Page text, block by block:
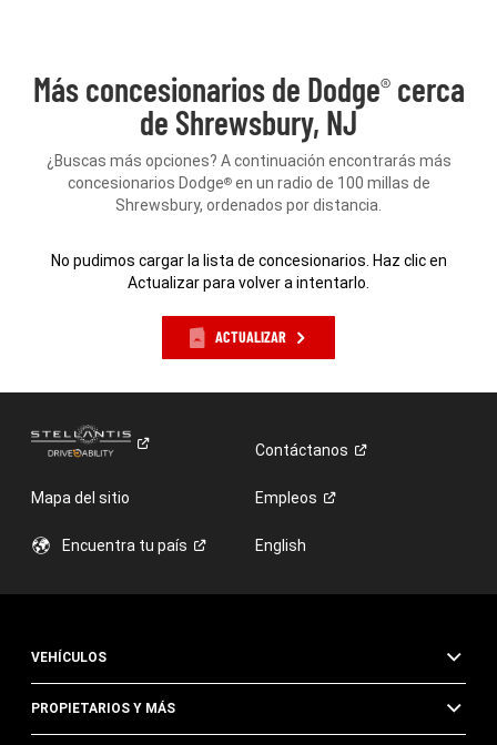
Más concesionarios de Dodge®cerca
de Shrewsbury, NJ
¿Buscas más opciones? A continuación encontrarás más
concesionarios Dodge®en un radio de 100 millas de
Shrewsbury, ordenados por distancia.
No pudimos cargar la lista de concesionarios. Haz clic en
Actualizar para volver a intentarlo.
ACTUALIZAR
Contáctanos
Mapa del sitio Empleos
Encuentra tu país English
VEHÍCULOS
PROPIETARIOS Y MÁS